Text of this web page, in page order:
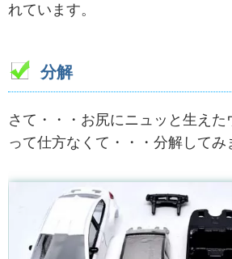
れています。
分解
さて・・・お尻にニュッと生えた
って仕方なくて・・・分解してみ